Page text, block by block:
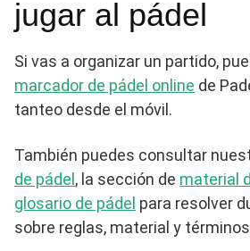
jugar al pádel
Si vas a organizar un partido,
marcador de pádel online de
tanteo desde el móvil.
También puedes consultar
de pádel, la sección de material
glosario de pádel para resolver
sobre reglas, material y